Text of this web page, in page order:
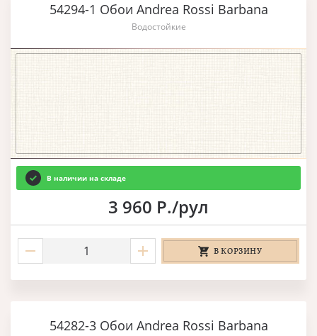
54294-1 Обои Andrea Rossi Barbana
Водостойкие
В наличии на складе
3 960 Р./рул
В КОРЗИНУ
54282-3 Обои Andrea Rossi Barbana